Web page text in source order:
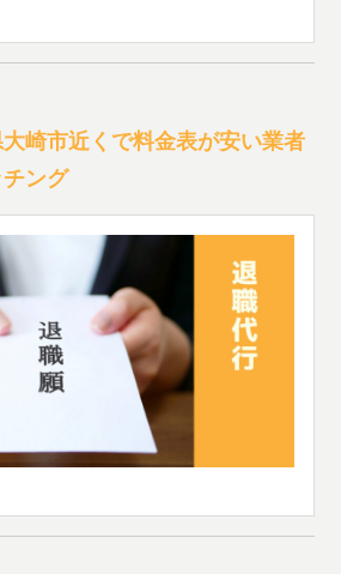
崎市近くで料金表が安い業者
ング